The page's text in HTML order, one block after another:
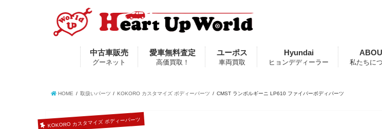
中古車販売
グーネット
愛車無料査定
高価買取！
ユーポス
車両買取
Hyundai
ヒョンデディーラー 私たちに
HOME 取扱いパーツ KOKORO カスタマイズ ボディーパーツ CMST ランボルギーニ LP610 ファイバーボディパーツ
KOKORO カスタマイズ ボディーパーツ